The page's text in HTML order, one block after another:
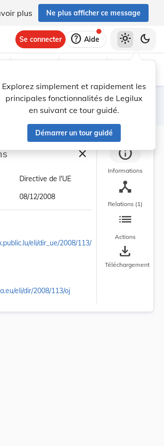
plus Ne plus afficher ce message
Se connecter help Aide
Explorez simplement et rapidement les
principales fonctionnalités de Legilux
en suivant ce tour guidé.
Démarrer un tour guidé
light_mode dark_mode
Lancer la recherche
Filtres
closeFermer la barre
Directive de l'UE
08/12/2008
eli/dir_ue/2008/113/
eli/dir/2008/113/oj
info
Informations
device_hub
Relations (1)
list
Actions
save_alt
Téléchargement